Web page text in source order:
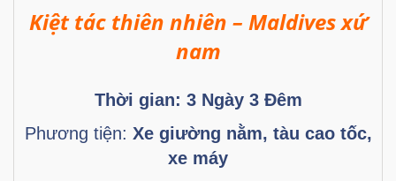
Kiệt tác thiên nhiên – Maldives xứ
nam
Thời gian: 3Ngày 3 Đêm
Phương tiện: Xe giường nằm, tàu cao tốc,
xe máy